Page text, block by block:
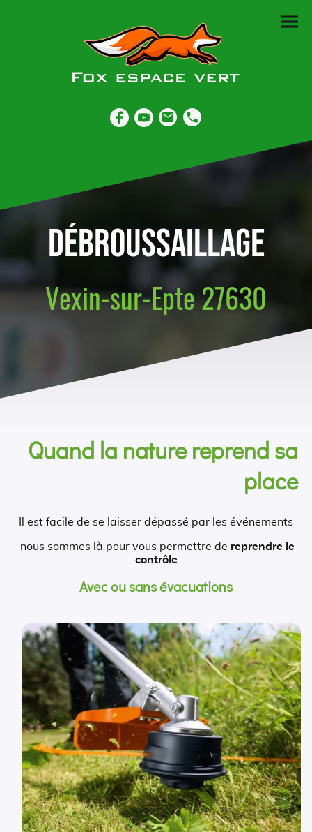
Débroussaillage
Vexin-sur-Epte 27630
Quand la nature reprend sa
place
Il est facile de se laisser dépassé par les événements
nous sommes là pour vous permettre de reprendre le
contrôle
Avec ou sans évacuations